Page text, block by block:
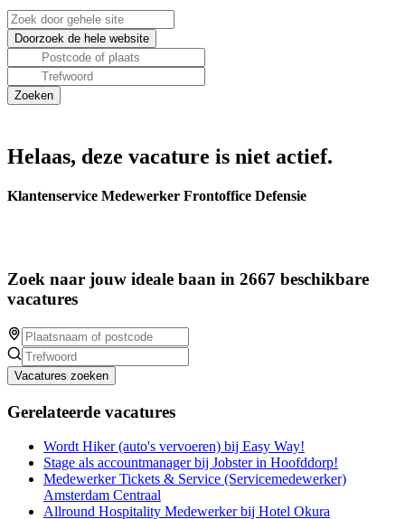
Helaas, deze vacature is niet actief.
Klantenservice Medewerker Frontoffice Defensie
Zoek naar jouw ideale baan in 2667 beschikbare
vacatures
Vacatures zoeken
Gerelateerde vacatures
Wordt Hiker (auto's vervoeren) bij Easy Way!
Stage als accountmanager bij Jobster in Hoofddorp!
Medewerker Tickets & Service (Servicemedewerker)
Amsterdam Centraal
Allround Hospitality Medewerker bij Hotel Okura